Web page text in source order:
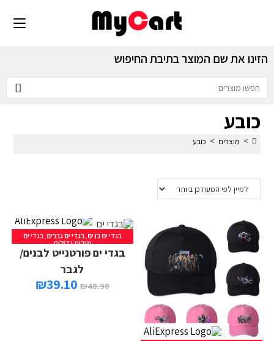
הזינו את שם המוצר בתיבת החיפוש
כובע
> מוצרים > כובע
בגדי ים בנים,בגדי ים גברים,בגדי ים
מידות גדולות
בגדי ים פורטנייט לבנים/
לגבר
₪48.90
₪39.10